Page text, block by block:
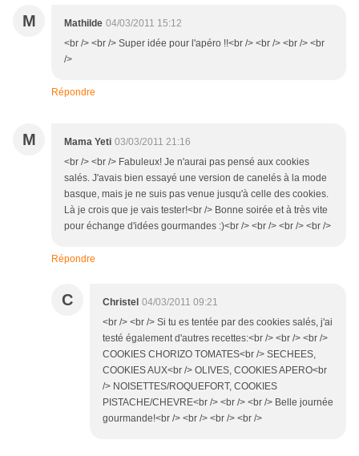
M Mathilde 04/03/2011 15:12
<br /> <br /> Super idée pour l'apéro !!<br /> <br /> <br /> <br
/>
Répondre
M Mama Yeti 03/03/2011 21:16
<br /> <br /> Fabuleux! Je n'aurai pas pensé aux cookies
salés. J'avais bien essayé une version de canelés à la mode
basque, mais je ne suis pas venue jusqu'à celle des cookies.
Là je crois que je vais tester!<br /> Bonne soirée et à très vite
pour échange d'idées gourmandes :)<br /> <br /> <br /> <br />
Répondre
C Christel 04/03/2011 09:21
<br /> <br /> Si tu es tentée par des cookies salés, j'ai
testé également d'autres recettes:<br /> <br /> <br />
COOKIES CHORIZO TOMATES<br /> SECHEES,
COOKIES AUX<br /> OLIVES, COOKIES APERO<br
/> NOISETTES/ROQUEFORT, COOKIES
PISTACHE/CHEVRE<br /> <br /> <br /> Belle journée
gourmande!<br /> <br /> <br /> <br />